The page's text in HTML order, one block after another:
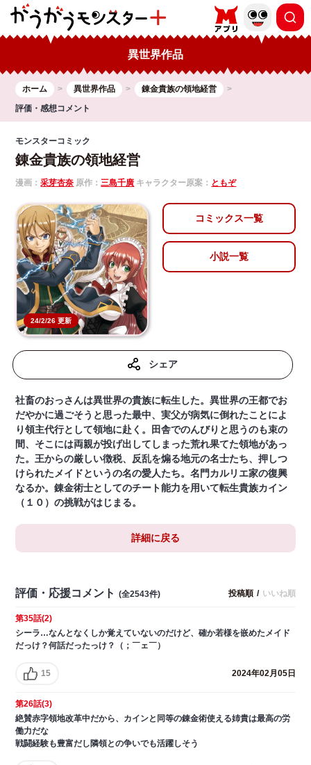
異世界作品
ホーム 異世界作品
錬金貴族の領地経営
評価・感想コメント
モンスターコミック
錬金貴族の領地経営
漫画：采芽杏奈 原作：三島千廣 キャラクター原案： ともぞ
24/2/26 更新
コミックス一覧
小説一覧
シェア
社畜のおっさんは異世界の貴族に転生した。異世界の王都でお
だやかに過ごそうと思った最中、実父が病気に倒れたことによ
り領主代行として領地に赴く。田舎でのんびりと思うのも束の
間、そこには両親が投げ出してしまった荒れ果てた領地があっ
た。王からの厳しい徴税、反乱を煽る地元の名士たち、押しつ
けられたメイドというの名の愛人たち。名門カルリエ家の復興
なるか。錬金術士としてのチート能力を用いて転生貴族カイン
（１０）の挑戦がはじまる。
詳細に戻る
評価・応援コメント (全2543件) 投稿順 / いいね順
第35話(2)
シーラ…なんとなくしか覚えていないのだけど、確か若様を嵌めたメイド
だっけ？何話だったっけ？（；￣ェ￣）
15 2024年02月05日
第26話(3)
絶賛赤字領地改革中だから、カインと同等の錬金術使える姉貴は最高の労
働力だな
戦闘経験も豊富だし隣領との争いでも活躍しそう